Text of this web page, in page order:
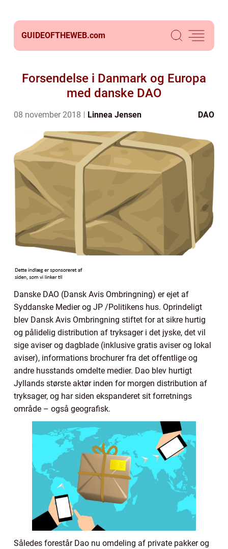
GUIDEOFTHEWEB.com
Forsendelse i Danmark og Europa
med danske DAO
08 november 2018 Linnea Jensen DAO
Danske DAO (Dansk Avis Ombringning) er ejet af
Syddanske Medier og JP /Politikens hus. Oprindeligt
blev Dansk Avis Ombringning stiftet for at sikre hurtig
og pålidelig distribution af tryksager i det jyske, det vil
sige aviser og dagblade (inklusive gratis aviser og lokal
aviser), informations brochurer fra det offentlige og
andre husstands omdelte medier. Dao blev hurtigt
Jyllands største aktør inden for morgen distribution af
tryksager, og har siden ekspanderet sit forretnings
område – også geografisk.
Således forestår Dao nu omdeling af private pakker og